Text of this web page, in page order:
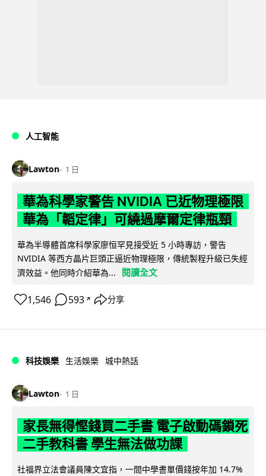
人工智能
Lawton 1 日
華為科學家警告 NVIDIA 已近物理極限
華為「韜定律」可繞過摩爾定律瓶頸
華為半導體首席科學家廖恒罕見接受近 5 小時專訪，警告
NVIDIA 等西方晶片巨頭正逼近物理極限，傳統製程升級已失經
濟效益。他同時介紹華為...
閱讀全文
1,546 593 ↗ 分享
科技娛樂 生活娛樂 城中熱話
Lawton 1 日
家長無得慳錢買二手書 電子啟動碼鎖死
二手教科書 學生無法做功課
社福界立法會議員陳文宜指，一間中學書單價錢按年加 14.7%